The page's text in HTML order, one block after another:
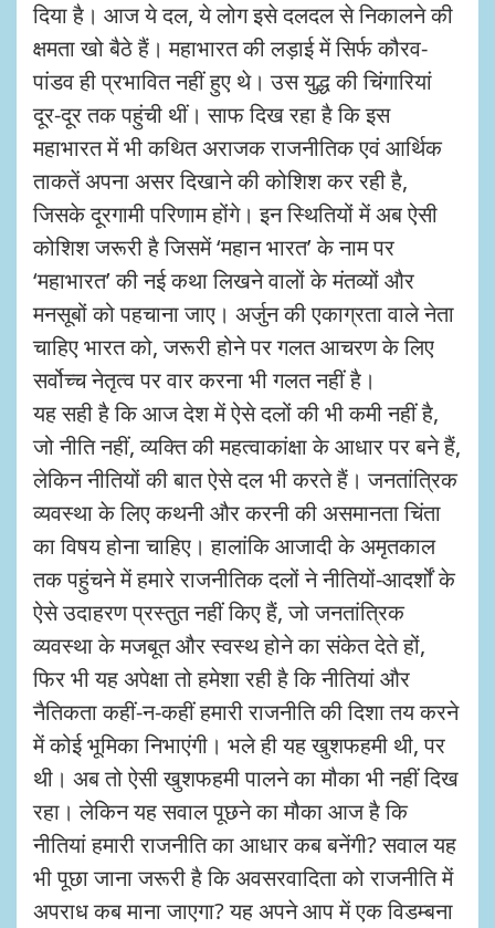
दिया है। आज ये दल, ये लोग इसे दलदल से निकालने की
क्षमता खो बैठे हैं। महाभारत की लड़ाई में सिर्फ कौरव-
पांडव ही प्रभावित नहीं हुए थे। उस युद्ध की चिंगारियां
दूर-दूर तक पहुंची थीं। साफ दिख रहा है कि इस
महाभारत में भी कथित अराजक राजनीतिक एवं आर्थिक
ताकतें अपना असर दिखाने की कोशिश कर रही है,
जिसके दूरगामी परिणाम होंगे। इन स्थितियों में अब ऐसी
कोशिश जरूरी है जिसमें ‘महान भारत’ के नाम पर
‘महाभारत’ की नई कथा लिखने वालों के मंतव्यों और
मनसूबों को पहचाना जाए। अर्जुन की एकाग्रता वाले नेता
चाहिए भारत को, जरूरी होने पर गलत आचरण के लिए
सर्वोच्च नेतृत्व पर वार करना भी गलत नहीं है।
यह सही है कि आज देश में ऐसे दलों की भी कमी नहीं है,
जो नीति नहीं, व्यक्ति की महत्वाकांक्षा के आधार पर बने हैं,
लेकिन नीतियों की बात ऐसे दल भी करते हैं। जनतांत्रिक
व्यवस्था के लिए कथनी और करनी की असमानता चिंता
का विषय होना चाहिए। हालांकि आजादी के अमृतकाल
तक पहुंचने में हमारे राजनीतिक दलों ने नीतियों-आदर्शों के
ऐसे उदाहरण प्रस्तुत नहीं किए हैं, जो जनतांत्रिक
व्यवस्था के मजबूत और स्वस्थ होने का संकेत देते हों,
फिर भी यह अपेक्षा तो हमेशा रही है कि नीतियां और
नैतिकता कहीं-न-कहीं हमारी राजनीति की दिशा तय करने
में कोई भूमिका निभाएंगी। भले ही यह खुशफहमी थी, पर
थी। अब तो ऐसी खुशफहमी पालने का मौका भी नहीं दिख
रहा। लेकिन यह सवाल पूछने का मौका आज है कि
नीतियां हमारी राजनीति का आधार कब बनेंगी? सवाल यह
भी पूछा जाना जरूरी है कि अवसरवादिता को राजनीति में
अपराध कब माना जाएगा? यह अपने आप में एक विडम्बना